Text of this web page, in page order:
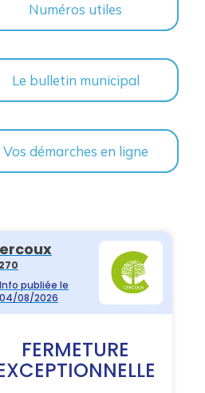
Numéros utiles
Le bulletin municipal
Vos démarches en ligne